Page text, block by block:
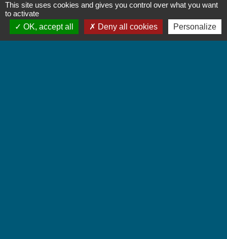
Contact par formulaire
Accueil du public
This site uses cookies and gives you control over what you want
to activate
OK, accept all
Deny all cookies Personalize